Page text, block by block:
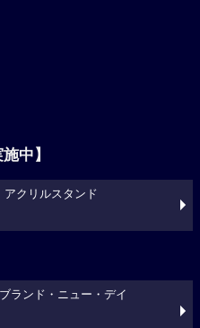
中】
アクリルスタンド
ランド・ニュー・デイ